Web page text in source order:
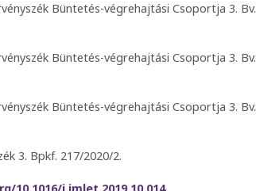
Büntetés-végrehajtási Csoportja 3. Bv.
Büntetés-végrehajtási Csoportja 3. Bv.
Büntetés-végrehajtási Csoportja 3. Bv.
3. Bpkf. 217/2020/2.